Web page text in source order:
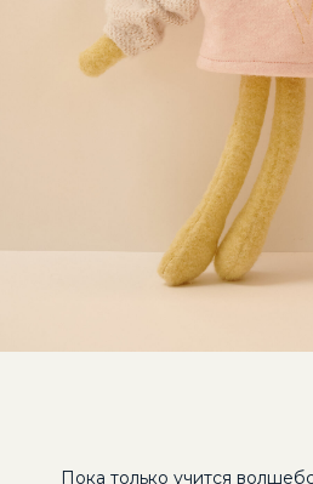
Пока только учится